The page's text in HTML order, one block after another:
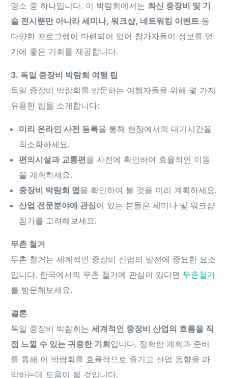
명소 중 하나입니다. 이 박람회에서는 최신 중장비 및 기
술 전시뿐만 아니라 세미나, 워크샵, 네트워킹 이벤트 등
다양한 프로그램이 마련되어 있어 참가자들이 정보를 얻
기에 좋은 기회를 제공합니다.
3. 독일 중장비 박람회 여행 팁
독일 중장비 박람회를 방문하는 여행자들을 위해 몇 가지
유용한 팁을 소개합니다:
미리 온라인 사전 등록을 통해 현장에서의 대기시간을
최소화하세요.
편의시설과 교통편을 사전에 확인하여 효율적인 이동
을 계획하세요.
중장비 박람회 맵을 확인하여 볼 것을 미리 계획하세요.
산업 전문분야에 관심이 있는 분들은 세미나 및 워크샵
참가를 고려해보세요.
무촌 철거
무촌 철거는 세계적인 중장비 산업의 발전에 중요한 요소
입니다. 한국에서의 무촌 철거에 관심이 있다면 무촌철거
를 방문해보세요.
결론
독일 중장비 박람회는세계적인 중장비 산업의 흐름을 직
접 느낄 수 있는 귀중한 기회입니다. 정확한 계획과 준비
를 통해 이 박람회를 효율적으로 즐기고 산업 동향을 파
악하는데 도움이 될 것입니다.